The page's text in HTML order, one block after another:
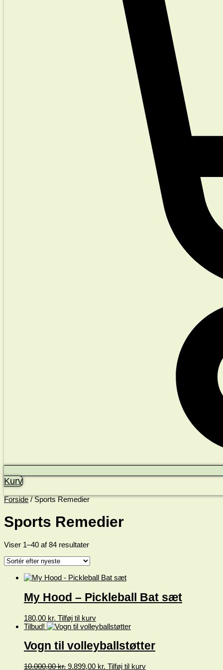
Kurv
Forside/ Sports Remedier
Sports Remedier
Viser 1–40 af 84 resultaterSorteret
My Hood – Pickleball Bat sæt
180,00 kr. Tilføj til kurv
Tilbud!
Vogn til volleyballstøtter
10.000,00kr. Den
9.899,00 kr. Den
Tilføj til kurv